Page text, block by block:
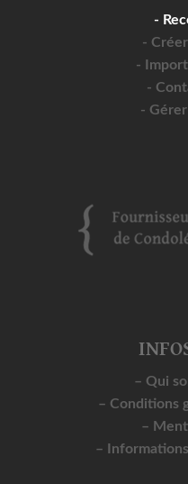
-
-
-
-
-
– Qui
– Conditions
–
–